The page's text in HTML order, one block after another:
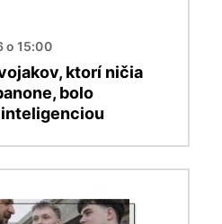
o 15:00
ktorí ničia
bolo